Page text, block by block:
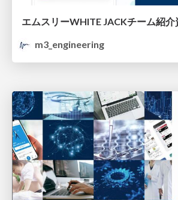
m3_engineering